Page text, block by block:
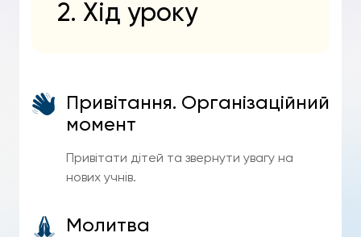
2. Хід уроку
Привітання. Організаційний
момент
Привітати дітей та звернути увагу на
нових учнів.
Молитва